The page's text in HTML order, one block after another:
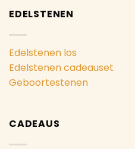
EDELSTENEN
Edelstenen los
Edelstenen cadeauset
Geboortestenen
CADEAUS